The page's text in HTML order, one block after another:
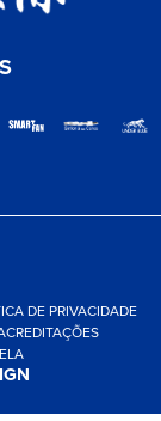
DE PRIVACIDADE